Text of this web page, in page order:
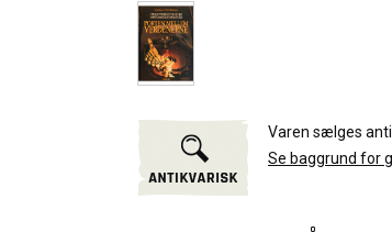
Varen sælges
Se baggrund for